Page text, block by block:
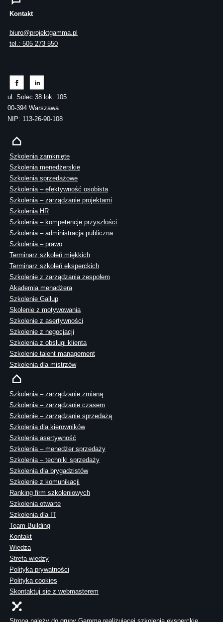
Kontakt
biuro@projektgamma.pl
tel.: 505 273 550
ul. Solec 38 lok. 105
00-394 Warszawa
NIP: 113-26-90-108
Szkolenia zamknięte
Szkolenia menedżerskie
Szkolenia sprzedażowe
Szkolenia – efektywność osobista
Szkolenia – zarządzanie projektami
Szkolenia HR
Szkolenia – kompetencje przyszłości
Szkolenia – administracja publiczna
Szkolenia – prawo
Terminarz szkoleń miękkich
Terminarz szkoleń eksperckich
Szkolenie z zarządzania zespołem
Akademia menadżera
Szkolenie Gallup
Skolenie z motywowania
Szkolenie z asertywności
Szkolenie z negocjacji
Szkolenia z obsługi klienta
Szkolenie talent management
Szkolenia dla mistrzów
Szkolenia – zarządzanie zmianą
Szkolenia – zarządzanie czasem
Szkolenie – zarządzanie sprzedażą
Szkolenia dla kierowników
Szkolenia asertywność
Szkolenia – menedżer sprzedaży
Szkolenia – techniki sprzedaży
Szkolenia dla brygadzistów
Szkolenie z komunikacji
Ranking firm szkoleniowych
Szkolenia otwarte
Szkolenia dla IT
Team Building
Kontakt
Wiedza
Strefa wiedzy
Polityka prywatności
Polityka cookies
Skontaktuj sie z webmasterem